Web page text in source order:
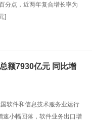
分点，近两年复合增长率为
]
额7930亿元 同比增
软件和信息技术服务业运行
速小幅回落，软件业务出口增